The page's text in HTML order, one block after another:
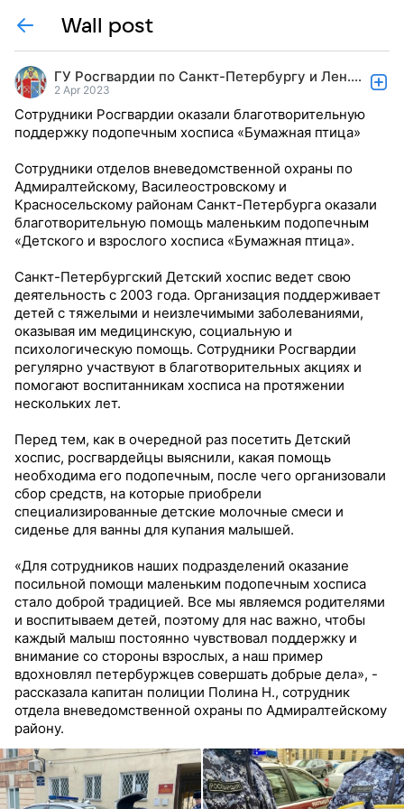
Wall post
ГУ Росгвардии по Санкт-Петербургу и Лен.области
2 Apr 2023
Сотрудники Росгвардии оказали благотворительную
поддержку подопечным хосписа «Бумажная птица»
Сотрудники отделов вневедомственной охраны по
Адмиралтейскому, Василеостровскому и
Красносельскому районам Санкт-Петербурга оказали
благотворительную помощь маленьким подопечным
«Детского и взрослого хосписа «Бумажная птица».
Санкт-Петербургский Детский хоспис ведет свою
деятельность с 2003 года. Организация поддерживает
детей с тяжелыми и неизлечимыми заболеваниями,
оказывая им медицинскую, социальную и
психологическую помощь. Сотрудники Росгвардии
регулярно участвуют в благотворительных акциях и
помогают воспитанникам хосписа на протяжении
нескольких лет.
Перед тем, как в очередной раз посетить Детский
хоспис, росгвардейцы выяснили, какая помощь
необходима его подопечным, после чего организовали
сбор средств, на которые приобрели
специализированные детские молочные смеси и
сиденье для ванны для купания малышей.
«Для сотрудников наших подразделений оказание
посильной помощи маленьким подопечным хосписа
стало доброй традицией. Все мы являемся родителями
и воспитываем детей, поэтому для нас важно, чтобы
каждый малыш постоянно чувствовал поддержку и
внимание со стороны взрослых, а наш пример
вдохновлял петербуржцев совершать добрые дела», -
рассказала капитан полиции Полина Н., сотрудник
отдела вневедомственной охраны по Адмиралтейскому
району.